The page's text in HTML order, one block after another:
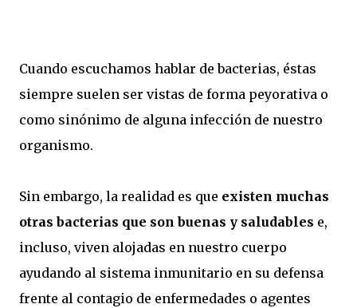
Cuando escuchamos hablar de bacterias, éstas
siempre suelen ser vistas de forma peyorativa o
como sinónimo de alguna infección de nuestro
organismo.
Sin embargo, la realidad es que existen muchas
otras bacterias que son buenas y saludables e,
incluso, viven alojadas en nuestro cuerpo
ayudando al sistema inmunitario en su defensa
frente al contagio de enfermedades o agentes